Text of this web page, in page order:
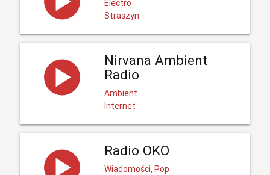
Electro
Straszyn
Nirvana Ambient
Radio
Ambient
Internet
Radio OKO
Wiadomości, Pop